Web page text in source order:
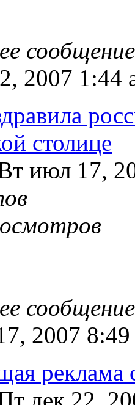
2007 1:44
столице
июл 17,
2007 8:49
реклама
дек 22,